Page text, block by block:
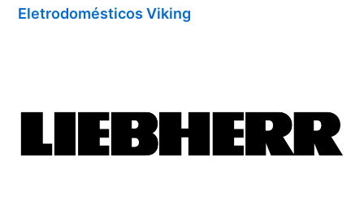
Eletrodomésticos Viking